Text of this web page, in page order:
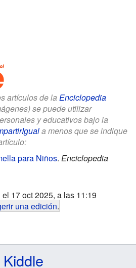
artículos de la Enciclopedia
se puede utilizar
y educativos bajo la
a menos que se indique
para Niños. Enciclopedia
17 oct 2025, a las 11:19
una edición.